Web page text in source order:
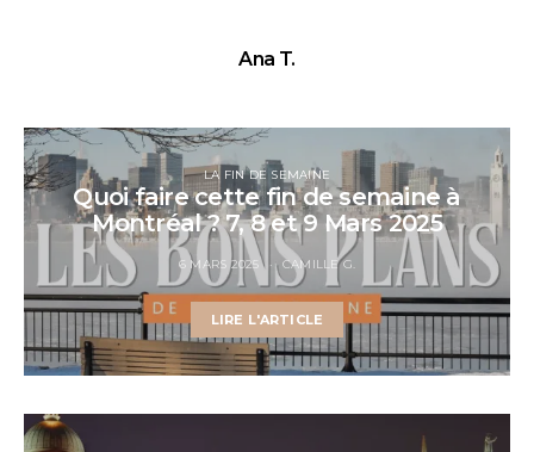
Ana T.
LA FIN DE SEMAINE
Quoi faire cette fin de semaine à
Montréal ? 7, 8 et 9 Mars 2025
6 MARS 2025 CAMILLE G.
LIRE L'ARTICLE